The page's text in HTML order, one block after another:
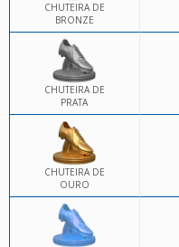
CHUTEIRA DE
BRONZE
CHUTEIRA DE
PRATA
CHUTEIRA DE
OURO